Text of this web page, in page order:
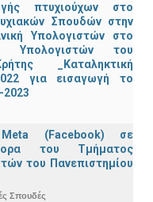
πτυχιούχων στo
Σπουδών στην
Υπολογιστών στο
Υπολογιστών του
_Καταληκτική
για εισαγωγή το
2023
(Facebook) σε
του Τμήματος
του Πανεπιστημίου
Σπουδές